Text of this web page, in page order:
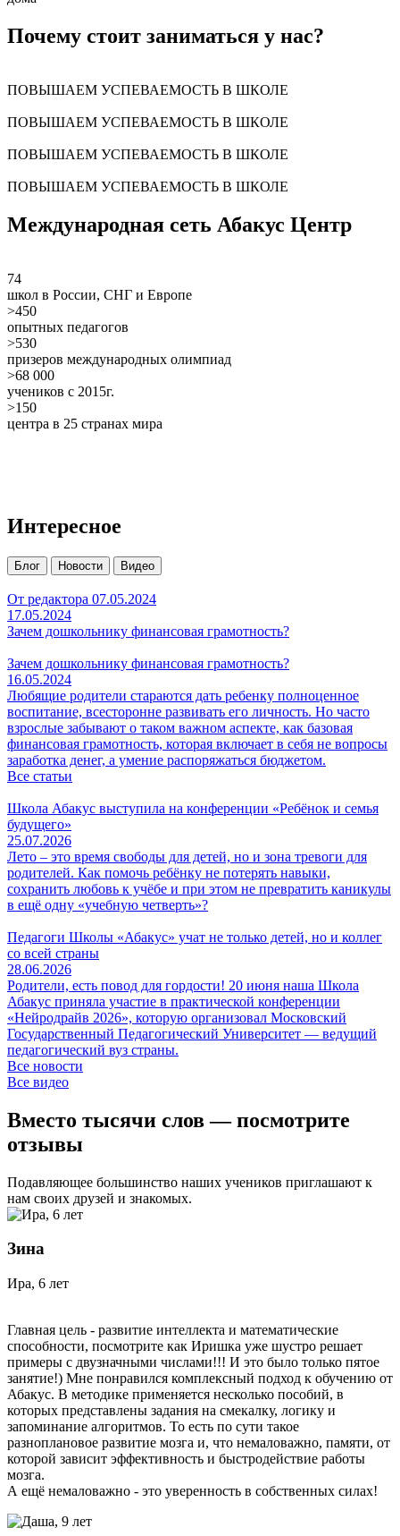
Почему стоит заниматься у нас?
ПОВЫШАЕМ УСПЕВАЕМОСТЬ В ШКОЛЕ
ПОВЫШАЕМ УСПЕВАЕМОСТЬ В ШКОЛЕ
ПОВЫШАЕМ УСПЕВАЕМОСТЬ В ШКОЛЕ
ПОВЫШАЕМ УСПЕВАЕМОСТЬ В ШКОЛЕ
Международная сеть Абакус Центр
74
школ в России, СНГ и Европе
>450
опытных педагогов
>530
призеров международных олимпиад
>68 000
учеников с 2015г.
>150
центра в 25 странах мира
Интересное
Блог Новости Видео
От редактора 07.05.2024
17.05.2024
Зачем дошкольнику финансовая грамотность?
Зачем дошкольнику финансовая грамотность?
16.05.2024
Любящие родители стараются дать ребенку полноценное
воспитание, всесторонне развивать его личность. Но часто
взрослые забывают о таком важном аспекте, как базовая
финансовая грамотность, которая включает в себя не вопросы
заработка денег, а умение распоряжаться бюджетом.
Все статьи
Школа Абакус выступила на конференции «Ребёнок и семья
будущего»
25.07.2026
Лето – это время свободы для детей, но и зона тревоги для
родителей. Как помочь ребёнку не потерять навыки,
сохранить любовь к учёбе и при этом не превратить каникулы
в ещё одну «учебную четверть»?
Педагоги Школы «Абакус» учат не только детей, но и коллег
со всей страны
28.06.2026
Родители, есть повод для гордости! 20 июня наша Школа
Абакус приняла участие в практической конференции
«Нейродрайв 2026», которую организовал Московский
Государственный Педагогический Университет — ведущий
педагогический вуз страны.
Все новости
Все видео
Вместо тысячи слов — посмотрите
отзывы
Подавляющее большинство наших учеников приглашают к
нам своих друзей и знакомых.
Зина
Ира, 6 лет
Главная цель - развитие интеллекта и математические
способности, посмотрите как Иришка уже шустро решает
примеры с двузначными числами!!! И это было только пятое
занятие!) Мне понравился комплексный подход к обучению от
Абакус. В методике применяется несколько пособий, в
которых представлены задания на смекалку, логику и
запоминание алгоритмов. То есть по сути такое
разноплановое развитие мозга и, что немаловажно, памяти, от
которой зависит эффективность и быстродействие работы
мозга.
А ещё немаловажно - это уверенность в собственных силах!